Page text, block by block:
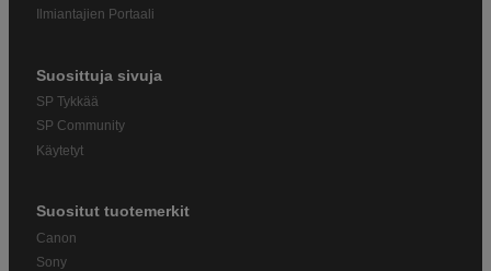
Ilmiantajien Portaali
Suosittuja sivuja
SP Tykkää
SP Community
Käytetyt
Suositut tuotemerkit
Canon
Sony